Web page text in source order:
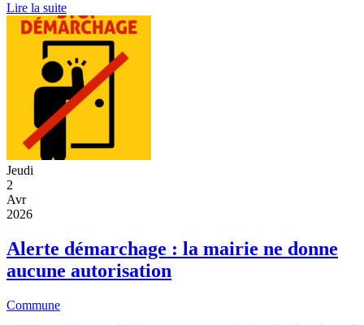
Lire la suite
Jeudi
2
Avr
2026
Alerte démarchage : la mairie ne donne
aucune autorisation
Commune